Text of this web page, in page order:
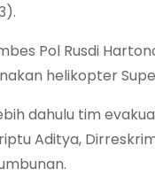
Pol Rusdi
helikopter
dahulu tim
Aditya,